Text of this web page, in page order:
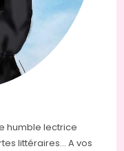
humble lectrice
littéraires... A vos